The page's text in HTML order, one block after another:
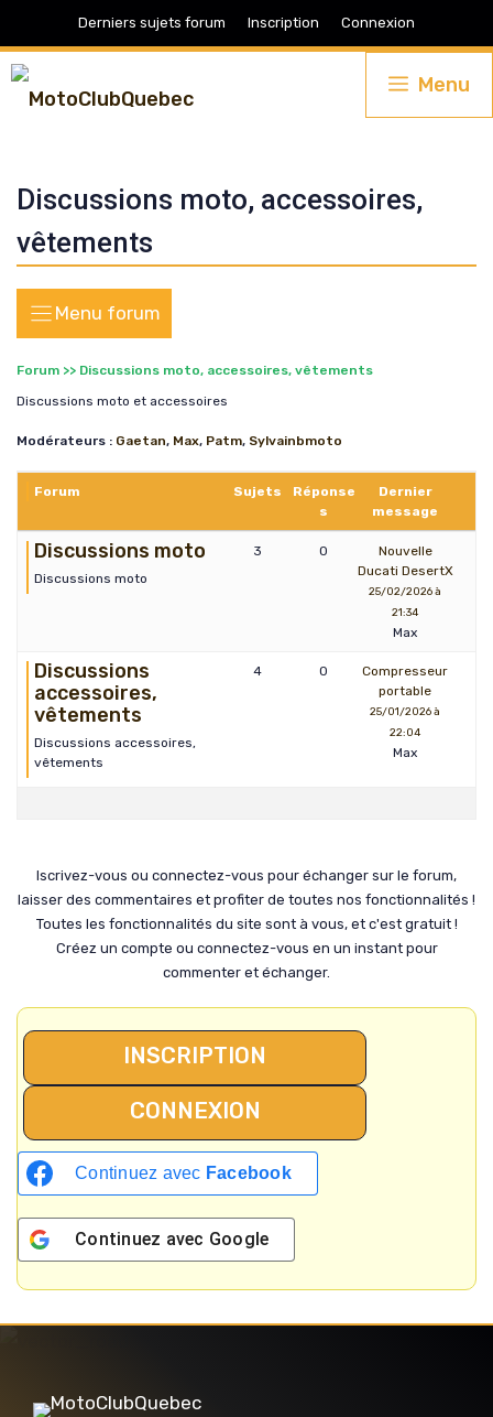
au
contenu
Derniers sujets forum Inscription Connexion
Menu
Discussions moto, accessoires,
vêtements
Forum >> Discussions moto, accessoires, vêtements
Discussions moto et accessoires
Modérateurs : Gaetan, Max, Patm, Sylvainbmoto
Forum Sujets
Réponse
s
Dernier
message
Discussions moto
Discussions moto
3 0
Nouvelle
Ducati DesertX
25/02/2026 à
21:34
Max
Discussions
accessoires,
vêtements
Discussions accessoires,
vêtements
4 0
Compresseur
portable
25/01/2026 à
22:04
Max
Iscrivez-vous ou connectez-vous pour échanger sur le forum,
laisser des commentaires et profiter de toutes nos fonctionnalités !
Toutes les fonctionnalités du site sont à vous, et c'est gratuit !
Créez un compte ou connectez-vous en un instant pour
commenter et échanger.
INSCRIPTION
CONNEXION
Continuez avec Facebook
Continuez avec Google